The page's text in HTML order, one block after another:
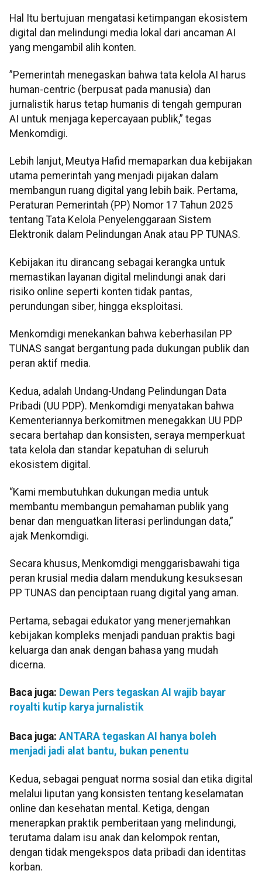
Hal Itu bertujuan mengatasi ketimpangan ekosistem
digital dan melindungi media lokal dari ancaman AI
yang mengambil alih konten.
”Pemerintah menegaskan bahwa tata kelola AI harus
human-centric (berpusat pada manusia) dan
jurnalistik harus tetap humanis di tengah gempuran
AI untuk menjaga kepercayaan publik,” tegas
Menkomdigi.
Lebih lanjut, Meutya Hafid memaparkan dua kebijakan
utama pemerintah yang menjadi pijakan dalam
membangun ruang digital yang lebih baik. Pertama,
Peraturan Pemerintah (PP) Nomor 17 Tahun 2025
tentang Tata Kelola Penyelenggaraan Sistem
Elektronik dalam Pelindungan Anak atau PP TUNAS.
Kebijakan itu dirancang sebagai kerangka untuk
memastikan layanan digital melindungi anak dari
risiko online seperti konten tidak pantas,
perundungan siber, hingga eksploitasi.
Menkomdigi menekankan bahwa keberhasilan PP
TUNAS sangat bergantung pada dukungan publik dan
peran aktif media.
Kedua, adalah Undang-Undang Pelindungan Data
Pribadi (UU PDP). Menkomdigi menyatakan bahwa
Kementeriannya berkomitmen menegakkan UU PDP
secara bertahap dan konsisten, seraya memperkuat
tata kelola dan standar kepatuhan di seluruh
ekosistem digital.
“Kami membutuhkan dukungan media untuk
membantu membangun pemahaman publik yang
benar dan menguatkan literasi perlindungan data,”
ajak Menkomdigi.
Secara khusus, Menkomdigi menggarisbawahi tiga
peran krusial media dalam mendukung kesuksesan
PP TUNAS dan penciptaan ruang digital yang aman.
Pertama, sebagai edukator yang menerjemahkan
kebijakan kompleks menjadi panduan praktis bagi
keluarga dan anak dengan bahasa yang mudah
dicerna.
Baca juga: Dewan Pers tegaskan AI wajib bayar
royalti kutip karya jurnalistik
Baca juga: ANTARA tegaskan AI hanya boleh
menjadi jadi alat bantu, bukan penentu
Kedua, sebagai penguat norma sosial dan etika digital
melalui liputan yang konsisten tentang keselamatan
online dan kesehatan mental. Ketiga, dengan
menerapkan praktik pemberitaan yang melindungi,
terutama dalam isu anak dan kelompok rentan,
dengan tidak mengekspos data pribadi dan identitas
korban.